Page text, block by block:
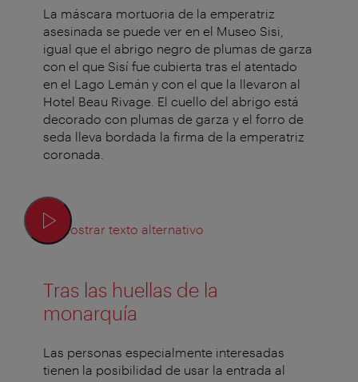
La máscara mortuoria de la emperatriz
asesinada se puede ver en el Museo Sisi,
igual que el abrigo negro de plumas de garza
con el que Sisí fue cubierta tras el atentado
en el Lago Lemán y con el que la llevaron al
Hotel Beau Rivage. El cuello del abrigo está
decorado con plumas de garza y el forro de
seda lleva bordada la firma de la emperatriz
coronada.
Mostrar texto alternativo
Tras las huellas de la
monarquía
Las personas especialmente interesadas
tienen la posibilidad de usar la entrada al